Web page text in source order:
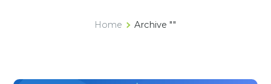
Home Archive ""